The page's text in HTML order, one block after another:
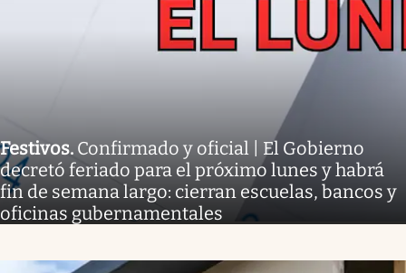
Festivos. Confirmado y oficial | El Gobierno
decretó feriado para el próximo lunes y habrá
fin de semana largo: cierran escuelas, bancos y
oficinas gubernamentales